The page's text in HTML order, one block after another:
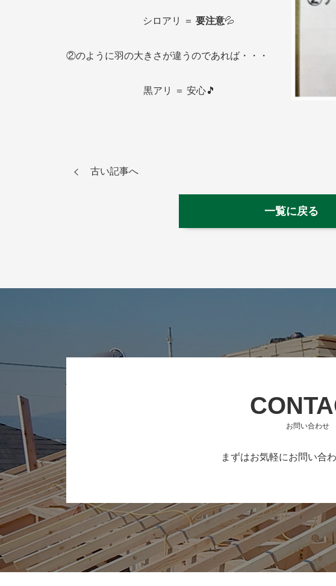
シロアリ ＝ 要注意💦
②のように羽の大きさが違うのであれば・・・
黒アリ ＝ 安心🎵
古い記事へ
一覧に戻る
お問い合わせ
まずはお気軽にお問い合